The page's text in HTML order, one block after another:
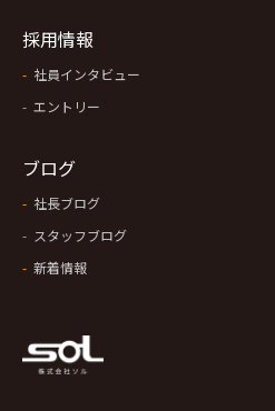
採用情報
社員インタビュー
エントリー
ブログ
社長ブログ
スタッフブログ
新着情報